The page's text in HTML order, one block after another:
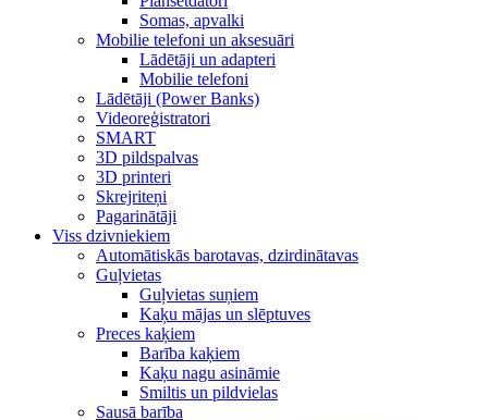
Somas, apvalki
Mobilie telefoni un aksesuāri
Lādētāji un adapteri
Mobilie telefoni
Lādētāji (Power Banks)
Videoreģistratori
SMART
3D pildspalvas
3D printeri
Skrejriteņi
Pagarinātāji
Viss dzivniekiem
Automātiskās barotavas, dzirdinātavas
Guļvietas
Guļvietas suņiem
Kaķu mājas un slēptuves
Preces kaķiem
Barība kaķiem
Kaķu nagu asināmie
Smiltis un pildvielas
Sausā barība